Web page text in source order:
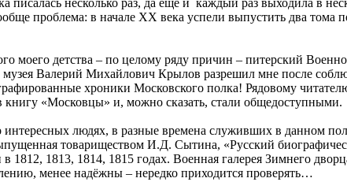
проблема: в начале ХХ века успели выпустить два тома
моего детства – по целому ряду причин – питерский
Валерий Михайлович Крылов разрешил мне после
хроники Московского полка! Рядовому
книгу «Московцы» и, можно сказать, стали общедоступными.
интересных людях, в разные времена служивших в данном
товариществом И.Д. Сытина, «Русский
1813, 1814, 1815 годах. Военная галерея Зимнего
менее надёжны – нередко приходится проверять…